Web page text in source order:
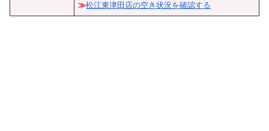
≫松江東津田店の空き状況を確認する